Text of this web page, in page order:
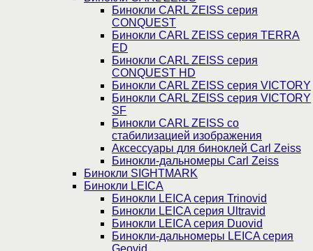
Бинокли CARL ZEISS серия
CONQUEST
Бинокли CARL ZEISS серия TERRA
ED
Бинокли CARL ZEISS серия
CONQUEST HD
Бинокли CARL ZEISS серия VICTORY
Бинокли CARL ZEISS серия VICTORY
SF
Бинокли CARL ZEISS со
стабилизацией изображения
Аксессуары для биноклей Carl Zeiss
Бинокли-дальномеры Carl Zeiss
Бинокли SIGHTMARK
Бинокли LEICA
Бинокли LEICA серия Trinovid
Бинокли LEICA серия Ultravid
Бинокли LEICA серия Duovid
Бинокли-дальномеры LEICA серия
Geovid